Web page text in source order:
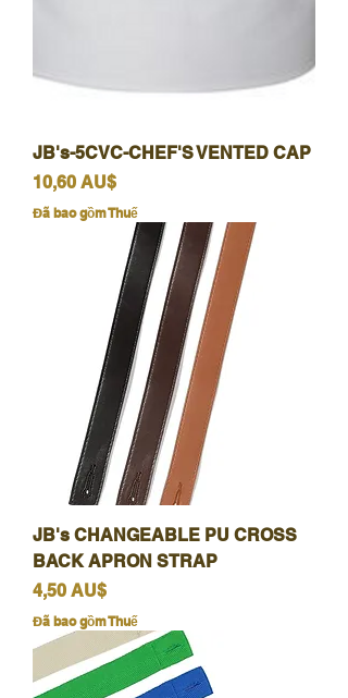
JB's-5CVC-CHEF'S VENTED CAP
Giá
10,60 AU$
Đã bao gồm Thuế
JB's CHANGEABLE PU CROSS
BACK APRON STRAP
Giá
4,50 AU$
Đã bao gồm Thuế